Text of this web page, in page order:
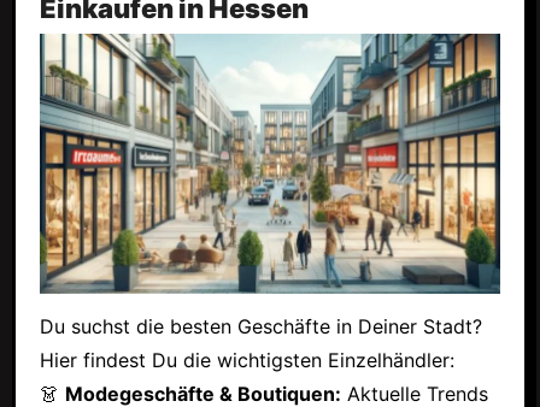
Einkaufen in Hessen
Du suchst die besten Geschäfte in Deiner Stadt?
Hier findest Du die wichtigsten Einzelhändler:
👗 Modegeschäfte & Boutiquen: Aktuelle Trends